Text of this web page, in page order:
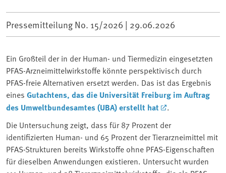
Pressemitteilung No. 15/2026 | 29.06.2026
Ein Großteil der in der Human- und Tiermedizin eingesetzten
PFAS-Arzneimittelwirkstoffe könnte perspektivisch durch
PFAS-freie Alternativen ersetzt werden. Das ist das Ergebnis
eines Gutachtens, das die Universität Freiburg im Auftrag
des Umweltbundesamtes (UBA) erstellt hat
.
Die Untersuchung zeigt, dass für 87 Prozent der
identifizierten Human- und 65 Prozent der Tierarzneimittel mit
PFAS-Strukturen bereits Wirkstoffe ohne PFAS-Eigenschaften
für dieselben Anwendungen existieren. Untersucht wurden